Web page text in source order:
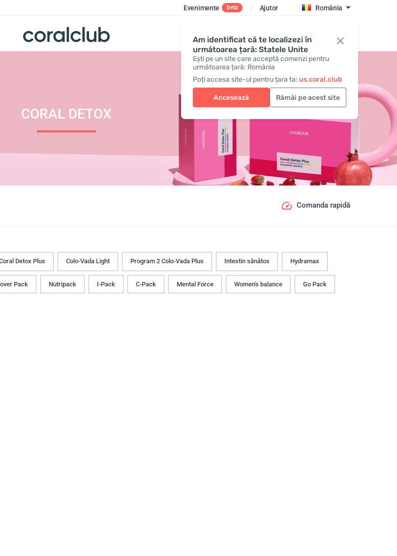
Am identificat că te localizezi în
următoarea țară: Statele Unite
Ești pe un site care acceptă comenzi pentru
următoarea țară: România
Poți accesa site-ul pentru țara ta: us.coral.club
Accesează Rămâi pe acest site
Evenimente beta | Ajutor România
Autentificare
CORAL DETOX
Comanda rapidă
Detox Plus Colo-Vada Light Program 2 Colo-Vada Plus Intestin sănătos Hydramax
Pack Nutripack I-Pack C-Pack Mental Force Women's balance Go Pack